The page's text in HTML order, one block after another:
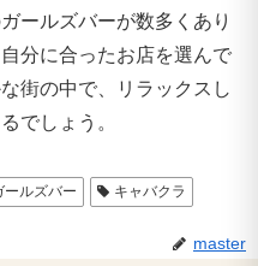
ールズバーが数多くあり
分に合ったお店を選んで
街の中で、リラックスし
でしょう。
ールズバー キャバクラ
master